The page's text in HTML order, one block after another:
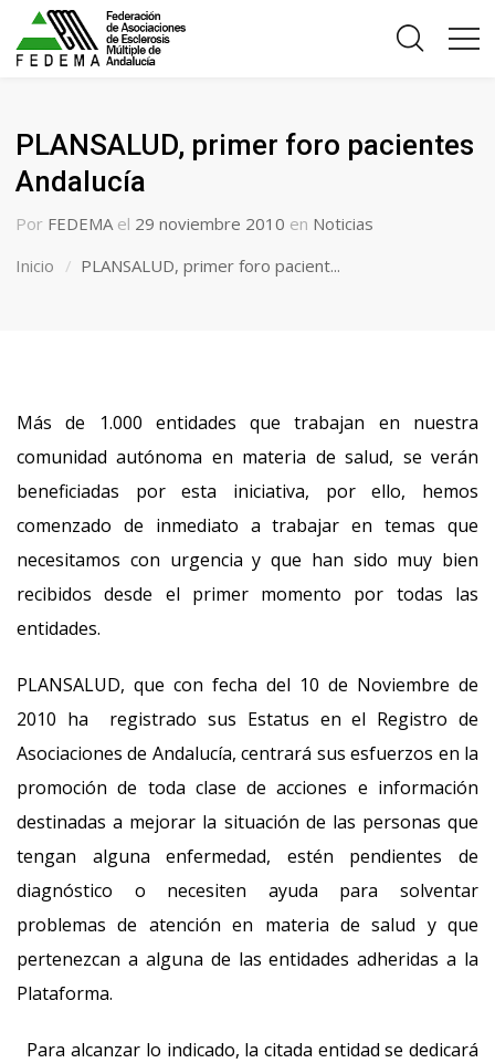
PLANSALUD, primer foro pacientes
Andalucía
Por FEDEMA el 29 noviembre 2010 en Noticias
Inicio
PLANSALUD, primer foro pacient...
Más de 1.000 entidades que trabajan en nuestra
comunidad autónoma en materia de salud, se verán
beneficiadas por esta iniciativa, por ello, hemos
comenzado de inmediato a trabajar en temas que
necesitamos con urgencia y que han sido muy bien
recibidos desde el primer momento por todas las
entidades.
PLANSALUD, que con fecha del 10 de Noviembre de
2010 ha registrado sus Estatus en el Registro de
Asociaciones de Andalucía, centrará sus esfuerzos en la
promoción de toda clase de acciones e información
destinadas a mejorar la situación de las personas que
tengan alguna enfermedad, estén pendientes de
diagnóstico o necesiten ayuda para solventar
problemas de atención en materia de salud y que
pertenezcan a alguna de las entidades adheridas a la
Plataforma.
Para alcanzar lo indicado, la citada entidad se dedicará